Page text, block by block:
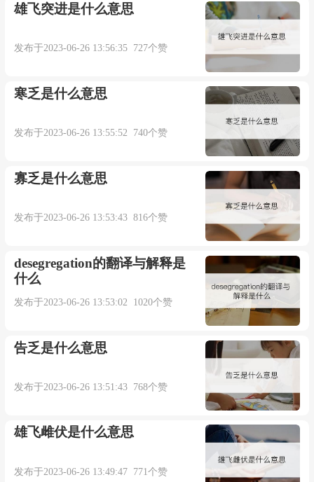
雄飞突进是什么意思
发布于2023-06-26 13:56:35 727个赞
寒乏是什么意思
发布于2023-06-26 13:55:52 740个赞
寡乏是什么意思
发布于2023-06-26 13:53:43 816个赞
desegregation的翻译与解释是
什么
发布于2023-06-26 13:53:02 1020个赞
告乏是什么意思
发布于2023-06-26 13:51:43 768个赞
雄飞雌伏是什么意思
发布于2023-06-26 13:49:47 771个赞